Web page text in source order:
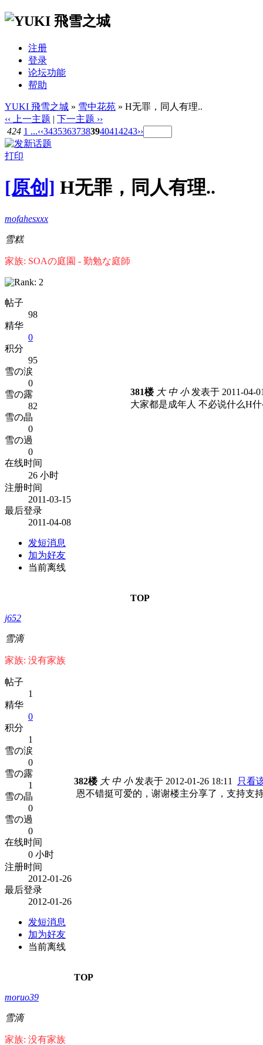
注册
登录
论坛功能
帮助
YUKI 飛雪之城 » 雪中花苑 » H无罪，同人有理..
‹‹ 上一主题 | 下一主题 ››
424 1 ...‹‹34353637383940414243››
打印
[原创] H无罪，同人有理..
mofahesxxx
雪糕
家族: SOAの庭園 - 勤勉な庭師
帖子
98
精华
0
积分
95
雪の涙
0
雪の露
82
雪の晶
0
雪の過
0
在线时间
26 小时
注册时间
2011-03-15
最后登录
2011-04-08
发短消息
加为好友
当前离线
381楼 大 中 小发表于 2011-04-
大家都是成年人 不必说什么H
TOP
j652
雪滴
家族: 没有家族
帖子
1
精华
0
积分
1
雪の涙
0
雪の露
1
雪の晶
0
雪の過
0
在线时间
0 小时
注册时间
2012-01-26
最后登录
2012-01-26
发短消息
加为好友
当前离线
382楼 大 中 小发表于 2012-01-26 18:11
只看
恩不错挺可爱的，谢谢楼主分享了，支持支
TOP
moruo39
雪滴
家族: 没有家族